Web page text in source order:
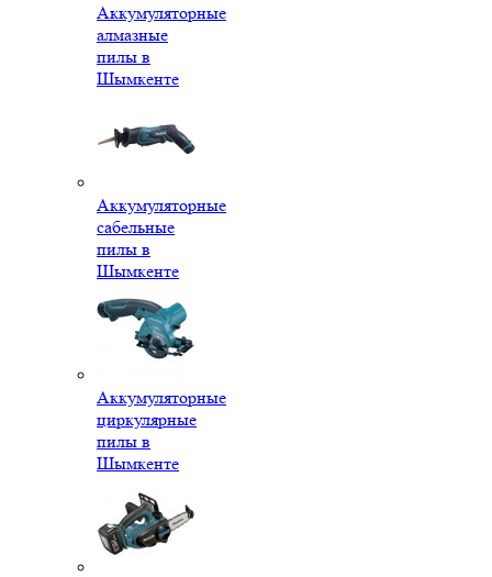
Аккумуляторные
алмазные
пилы в
Шымкенте
Аккумуляторные
сабельные
пилы в
Шымкенте
Аккумуляторные
циркулярные
пилы в
Шымкенте